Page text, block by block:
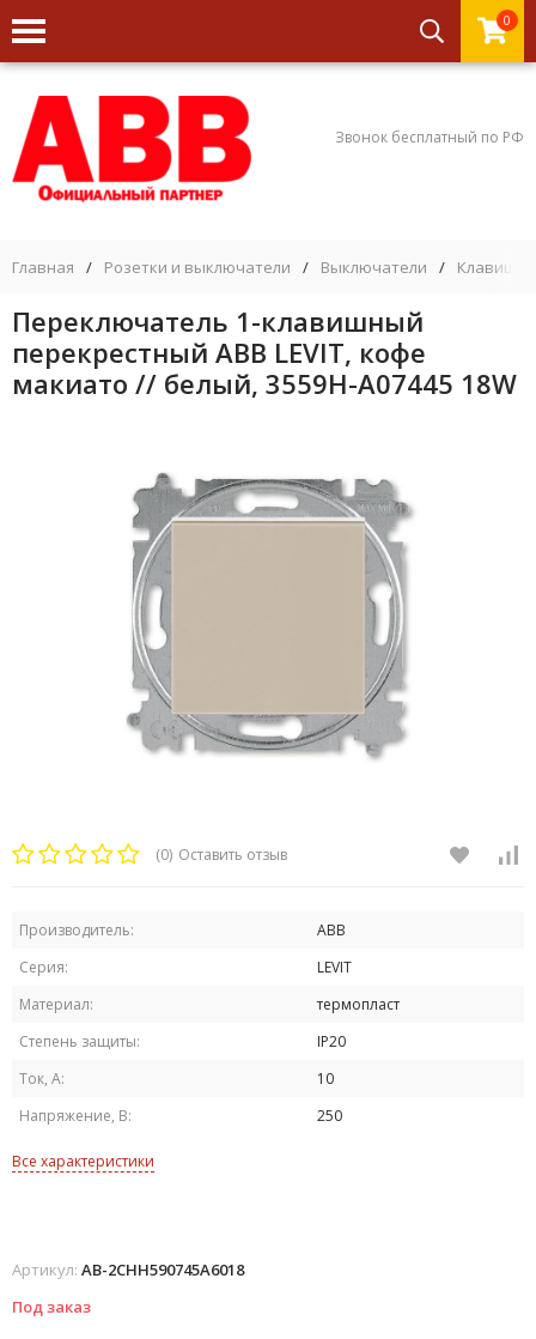
0
Звонок бесплатный по РФ
Главная / Розетки и выключатели / Выключатели /
Переключатель 1-клавишный
перекрестный ABB LEVIT, кофе
макиато // белый, 3559H-A07445 18W
(0) Оставить отзыв
Производитель:
ABB
Серия:
LEVIT
Материал:
термопласт
Степень защиты:
IP20
Ток, А:
10
Напряжение, В:
250
Все характеристики
Артикул: AB-2CHH590745A6018
Под заказ